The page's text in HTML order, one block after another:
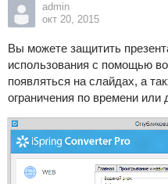
admin
окт 20, 2015
Вы можете защитить
использования с помощью
появляться на слайдах, а
ограничения по времени или